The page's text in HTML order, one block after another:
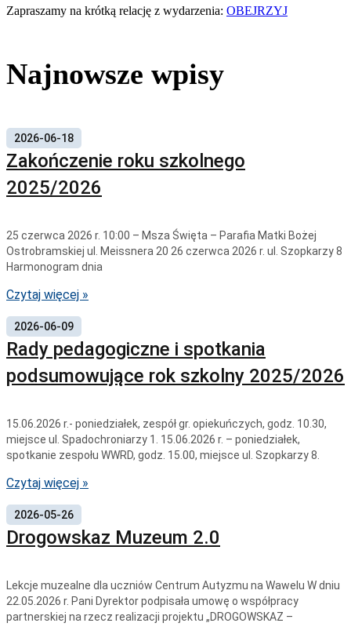
Zapraszamy na krótką relację z wydarzenia: OBEJRZYJ
Najnowsze wpisy
Zakończenie roku szkolnego
2025/2026
2026-06-18
25 czerwca 2026 r. 10:00 – Msza Święta – Parafia Matki Bożej
Ostrobramskiej ul. Meissnera 20 26 czerwca 2026 r. ul. Szopkarzy 8
Harmonogram dnia
Czytaj więcej »
Rady pedagogiczne i spotkania
podsumowujące rok szkolny 2025/2026
2026-06-09
15.06.2026 r.- poniedziałek, zespół gr. opiekuńczych, godz. 10.30,
miejsce ul. Spadochroniarzy 1. 15.06.2026 r. – poniedziałek,
spotkanie zespołu WWRD, godz. 15.00, miejsce ul. Szopkarzy 8.
Czytaj więcej »
Drogowskaz Muzeum 2.0
2026-05-26
Lekcje muzealne dla uczniów Centrum Autyzmu na Wawelu W dniu
22.05.2026 r. Pani Dyrektor podpisała umowę o współpracy
partnerskiej na rzecz realizacji projektu „DROGOWSKAZ –